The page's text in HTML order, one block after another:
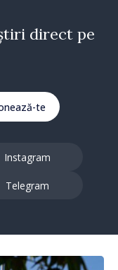
direct pe
te
Instagram
Telegram